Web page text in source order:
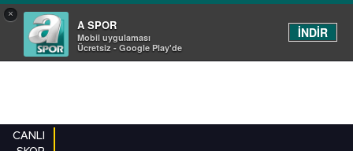
×
A SPOR
Mobil uygulaması
Ücretsiz - Google Play'de
İNDİR
CANLI